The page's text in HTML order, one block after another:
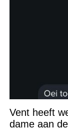
Vent heeft
dame aan